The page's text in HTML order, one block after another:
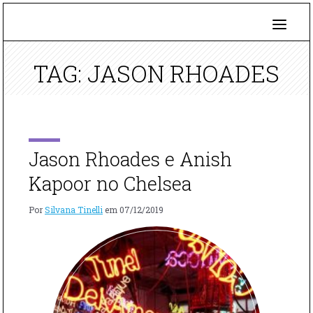
TAG: JASON RHOADES
Jason Rhoades e Anish
Kapoor no Chelsea
PorSilvana Tinelli em 07/12/2019